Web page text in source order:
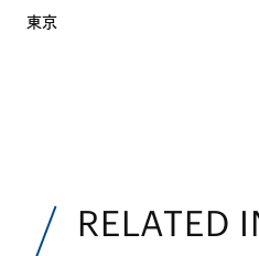
東京
RELATED